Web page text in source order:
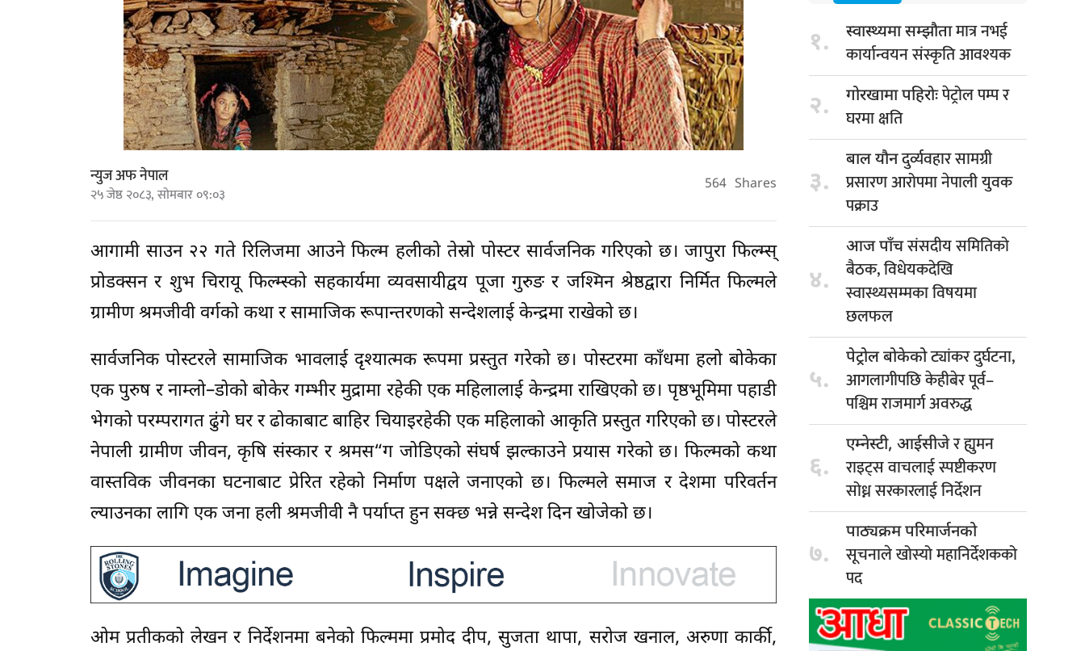
न्युज अफ नेपाल
२५ जेष्ठ २०८३, सोमबार ०९:०३ 564 Shares
आगामी साउन २२ गते रिलिजमा आउने फिल्म हलीको तेस्रो पोस्टर सार्वजनिक गरिएको छ। जापुरा फिल्म्स्
प्रोडक्सन र शुभ चिरायू फिल्म्स्को सहकार्यमा व्यवसायीद्वय पूजा गुरुङ र जश्मिन श्रेष्ठद्वारा निर्मित फिल्मले
ग्रामीण श्रमजीवी वर्गको कथा र सामाजिक रूपान्तरणको सन्देशलाई केन्द्रमा राखेको छ।
सार्वजनिक पोस्टरले सामाजिक भावलाई दृश्यात्मक रूपमा प्रस्तुत गरेको छ। पोस्टरमा काँधमा हलो बोकेका
एक पुरुष र नाम्लो–डोको बोकेर गम्भीर मुद्रामा रहेकी एक महिलालाई केन्द्रमा राखिएको छ। पृष्ठभूमिमा पहाडी
भेगको परम्परागत ढुंगे घर र ढोकाबाट बाहिर चियाइरहेकी एक महिलाको आकृति प्रस्तुत गरिएको छ। पोस्टरले
नेपाली ग्रामीण जीवन, कृषि संस्कार र श्रमस“ग जोडिएको संघर्ष झल्काउने प्रयास गरेको छ। फिल्मको कथा
वास्तविक जीवनका घटनाबाट प्रेरित रहेको निर्माण पक्षले जनाएको छ। फिल्मले समाज र देशमा परिवर्तन
ल्याउनका लागि एक जना हली श्रमजीवी नै पर्याप्त हुन सक्छ भन्ने सन्देश दिन खोजेको छ।
ओम प्रतीकको लेखन र निर्देशनमा बनेको फिल्ममा प्रमोद दीप, सुजता थापा, सरोज खनाल, अरुणा कार्की,
१. स्वास्थ्यमा सम्झौतामात्र नभई
कार्यान्वयन संस्कृति आवश्यक
२. गोरखामा पहिरोःपेट्रोल पम्प र
घरमा क्षति
३.
बाल यौनदुर्व्यवहार सामग्री
प्रसारण आरोपमा नेपाली युवक
पक्राउ
४.
आज पाँचसंसदीय समितिको
बैठक, विधेयकदेखि
स्वास्थ्यसम्मका विषयमा
छलफल
५.
पेट्रोल बोकेकोट्यांकर दुर्घटना,
आगलागीपछि केहीबेर पूर्व–
पश्चिम राजमार्ग अवरुद्ध
६.
एम्नेस्टी, आईसीजेर ह्युमन
राइट्स वाचलाई स्पष्टीकरण
सोध्न सरकारलाई निर्देशन
७.
पाठ्यक्रम परिमार्जनको
सूचनाले खोस्यो महानिर्देशकको
पद